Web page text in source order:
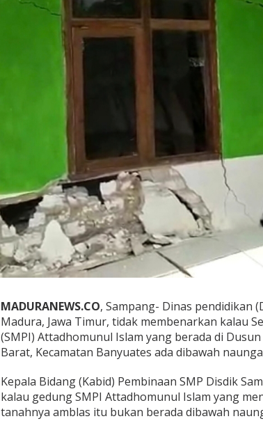
MADURANEWS.CO, Sampang- Dinas pendidikan
Madura, Jawa Timur, tidak membenarkan kalau
(SMPI) Attadhomunul Islam yang berada di
Barat, Kecamatan Banyuates ada dibawah
Kepala Bidang (Kabid) Pembinaan SMP Disdik
kalau gedung SMPI Attadhomunul Islam yang
tanahnya amblas itu bukan berada dibawah